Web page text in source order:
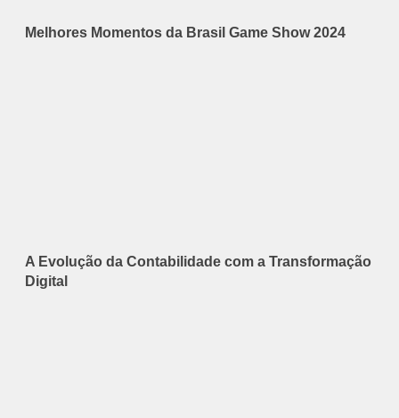
Melhores Momentos da Brasil Game Show 2024
A Evolução da Contabilidade com a Transformação
Digital